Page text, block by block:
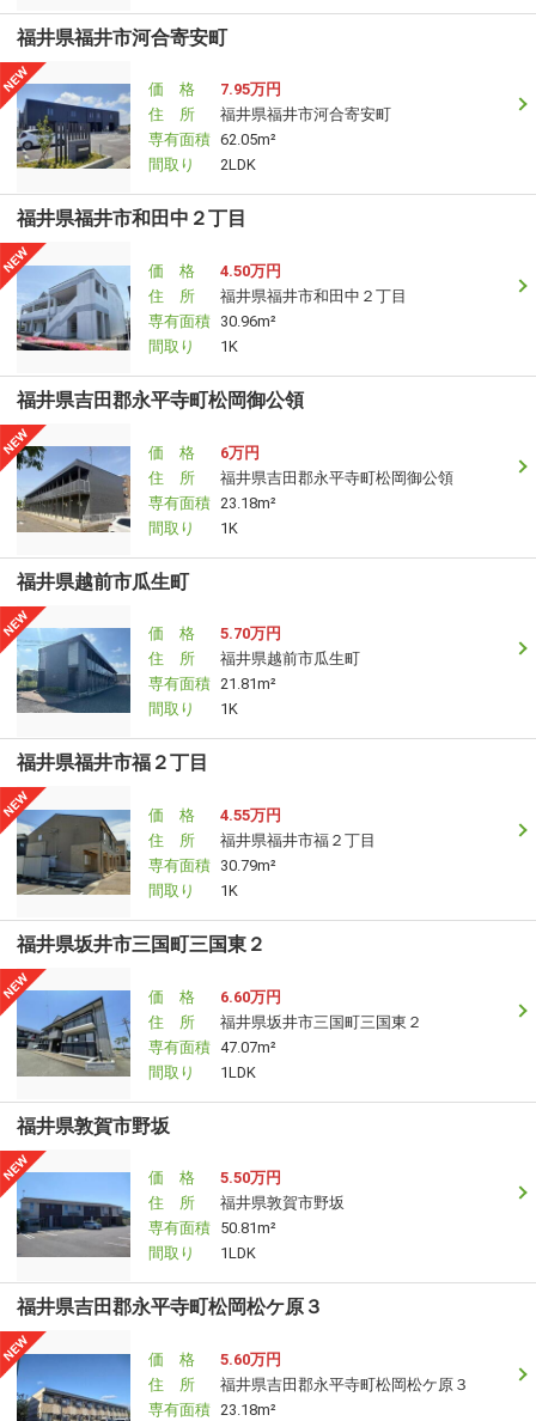
福井県福井市河合寄安町
価 格
7.95万円
住 所
福井県福井市河合寄安町
専有面積 62.05m²
間取り
2LDK
福井県福井市和田中２丁目
価 格
4.50万円
住 所
福井県福井市和田中２丁目
専有面積 30.96m²
間取り
1K
福井県吉田郡永平寺町松岡御公領
価 格
6万円
住 所
福井県吉田郡永平寺町松岡御公領
専有面積 23.18m²
間取り
1K
福井県越前市瓜生町
価 格
5.70万円
住 所
福井県越前市瓜生町
専有面積 21.81m²
間取り
1K
福井県福井市福２丁目
価 格
4.55万円
住 所
福井県福井市福２丁目
専有面積 30.79m²
間取り
1K
福井県坂井市三国町三国東２
価 格
6.60万円
住 所
福井県坂井市三国町三国東２
専有面積 47.07m²
間取り
1LDK
福井県敦賀市野坂
価 格
5.50万円
住 所
福井県敦賀市野坂
専有面積 50.81m²
間取り
1LDK
福井県吉田郡永平寺町松岡松ケ原３
価 格
5.60万円
住 所
福井県吉田郡永平寺町松岡松ケ原３
専有面積 23.18m²